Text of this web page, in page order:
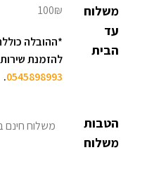
משלוח
עד
הבית
100₪
*ההובלה
להזמנת
0545898993
.
הטבות
משלוח
משלוח חינם